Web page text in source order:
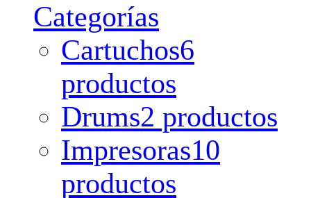
Categorías
Cartuchos6
productos
Drums2 productos
Impresoras10
productos